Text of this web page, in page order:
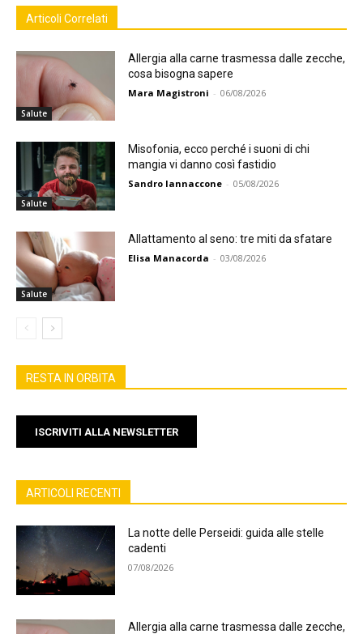
Articoli Correlati
Salute
Allergia alla carne trasmessa dalle zecche,
cosa bisogna sapere
Mara Magistroni - 06/08/2026
Salute
Misofonia, ecco perché i suoni di chi
mangia vi danno così fastidio
Sandro Iannaccone - 05/08/2026
Salute
Allattamento al seno: tre miti da sfatare
Elisa Manacorda - 03/08/2026
RESTA IN ORBITA
ISCRIVITI ALLA NEWSLETTER
ARTICOLI RECENTI
La notte delle Perseidi: guida alle stelle
cadenti
07/08/2026
Allergia alla carne trasmessa dalle zecche,